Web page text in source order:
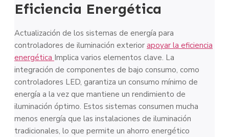
Eficiencia Energética
Actualización de los sistemas de energía para
controladores de iluminación exterior apoyar la eficiencia
energética Implica varios elementos clave. La
integración de componentes de bajo consumo, como
controladores LED, garantiza un consumo mínimo de
energía a la vez que mantiene un rendimiento de
iluminación óptimo. Estos sistemas consumen mucha
menos energía que las instalaciones de iluminación
tradicionales, lo que permite un ahorro energético